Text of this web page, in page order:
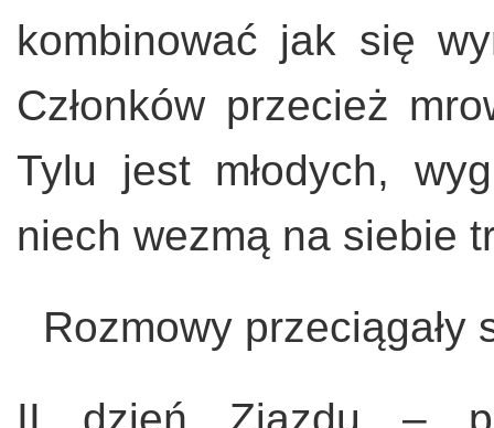
kombinować jak się
Członków przecież
Tylu jest młodych,
niech wezmą na siebie
Rozmowy przeciągały